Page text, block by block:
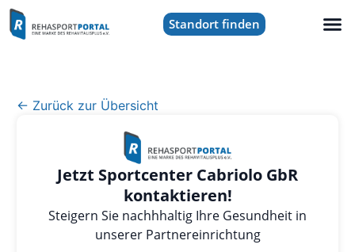
Standort finden
← Zurück zur Übersicht
Jetzt Sportcenter Cabriolo GbR
kontaktieren!
Steigern Sie nachhhaltig Ihre Gesundheit in
unserer Partnereinrichtung